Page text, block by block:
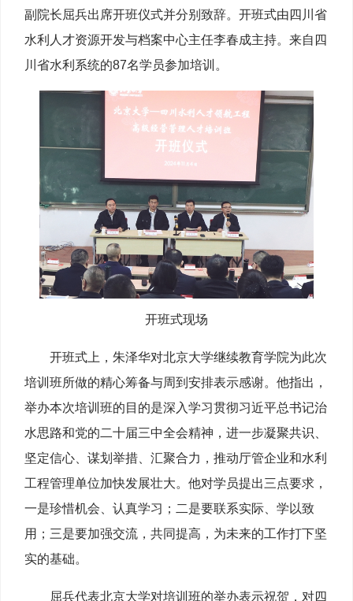
副院长屈兵出席开班仪式并分别致辞。开班式由四川省
水利人才资源开发与档案中心主任李春成主持。来自四
川省水利系统的87名学员参加培训。
开班式现场
开班式上，朱泽华对北京大学继续教育学院为此次
培训班所做的精心筹备与周到安排表示感谢。他指出，
举办本次培训班的目的是深入学习贯彻习近平总书记治
水思路和党的二十届三中全会精神，进一步凝聚共识、
坚定信心、谋划举措、汇聚合力，推动厅管企业和水利
工程管理单位加快发展壮大。他对学员提出三点要求，
一是珍惜机会、认真学习；二是要联系实际、学以致
用；三是要加强交流，共同提高，为未来的工作打下坚
实的基础。
屈兵代表北京大学对培训班的举办表示祝贺，对四